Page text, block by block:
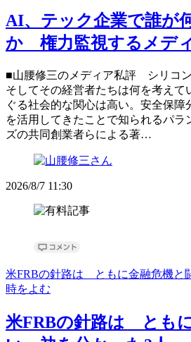
AI、テック企業で誰が
か 権力監視するメデ
■山腰修三のメディア私評 シリコン
そしてその経営者たちは何を考えて
ぐる社会的な関心は高い。安全保障
を活用してきたことで知られるパラ
ズの共同創業者らによる著…
2026/8/7 11:30
米FRBの針路は ともに金融危機と
時をよむ
米FRBの針路は とも